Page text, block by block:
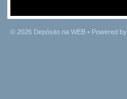
© 2026 Depósito na WEB • Powered by